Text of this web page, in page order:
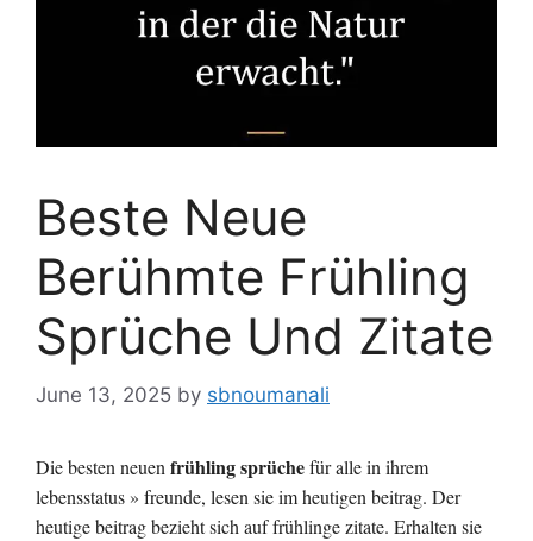
Beste Neue
Berühmte Frühling
Sprüche Und Zitate
June 13, 2025 by sbnoumanali
Die besten neuen frühling sprüchefür alle in ihrem
lebensstatus » freunde, lesen sie im heutigen beitrag. Der
heutige beitrag bezieht sich auf frühlinge zitate. Erhalten sie